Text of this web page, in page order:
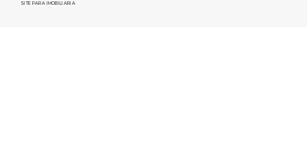
SITE PARA IMOBILIARIA